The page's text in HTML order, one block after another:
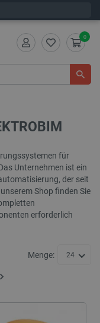
0
für
Unternehmen ist ein
der seit
Shop finden Sie
erforderlich
Menge: 24
Weiter